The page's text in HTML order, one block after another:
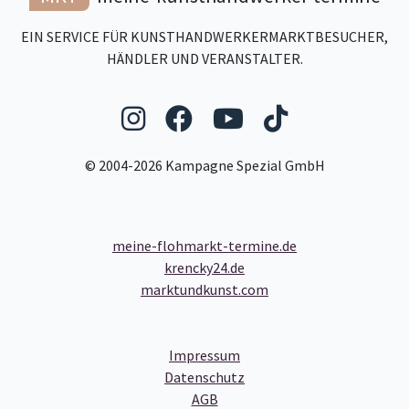
EIN SERVICE FÜR KUNSTHANDWERKERMARKTBESUCHER,
HÄNDLER UND VERANSTALTER.
Folgen Sie uns auf
Folgen Sie uns auf
Folgen Sie
Folgen
© 2004-2026 Kampagne Spezial GmbH
meine-flohmarkt-termine.de
krencky24.de
marktundkunst.com
Impressum
Datenschutz
AGB- Link zu den Allgemeinen